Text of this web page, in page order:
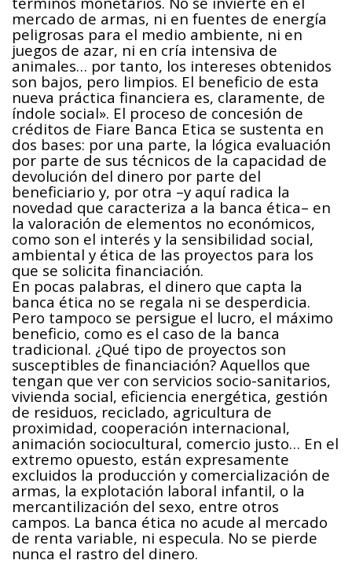
mercado de armas, ni en fuentes de energía
peligrosas para el medio ambiente, ni en
juegos de azar, ni en cría intensiva de
animales… por tanto, los intereses obtenidos
son bajos, pero limpios. El beneficio de esta
nueva práctica financiera es, claramente, de
índole social». El proceso de concesión de
créditos de Fiare Banca Etica se sustenta en
dos bases: por una parte, la lógica evaluación
por parte de sus técnicos de la capacidad de
devolución del dinero por parte del
beneficiario y, por otra –y aquí radica la
novedad que caracteriza a la banca ética– en
la valoración de elementos no económicos,
como son el interés y la sensibilidad social,
ambiental y ética de las proyectos para los
que se solicita financiación.
En pocas palabras, el dinero que capta la
banca ética no se regala ni se desperdicia.
Pero tampoco se persigue el lucro, el máximo
beneficio, como es el caso de la banca
tradicional. ¿Qué tipo de proyectos son
susceptibles de financiación? Aquellos que
tengan que ver con servicios socio-sanitarios,
vivienda social, eficiencia energética, gestión
de residuos, reciclado, agricultura de
proximidad, cooperación internacional,
animación sociocultural, comercio justo… En el
extremo opuesto, están expresamente
excluidos la producción y comercialización de
armas, la explotación laboral infantil, o la
mercantilización del sexo, entre otros
campos. La banca ética no acude al mercado
de renta variable, ni especula. No se pierde
nunca el rastro del dinero.